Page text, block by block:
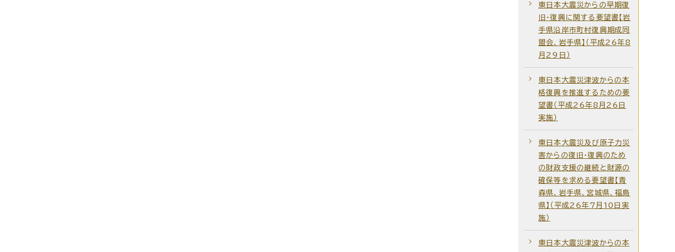
東日本大震災からの早期復
旧・復興に関する要望書【岩
手県沿岸市町村復興期成同
盟会、岩手県】（平成26年8
月29日）
東日本大震災津波からの本
格復興を推進するための要
望書（平成26年8月26日
実施）
東日本大震災及び原子力災
害からの復旧・復興のため
の財政支援の継続と財源の
確保等を求める要望書【青
森県、岩手県、宮城県、福島
県】（平成26年7月10日実
施）
東日本大震災津波からの本